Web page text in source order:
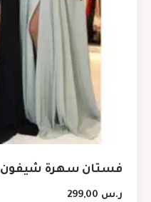
فستان سهرة شيفون
ر.س